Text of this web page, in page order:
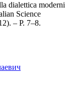
dialettica moderni
Science
– P. 7–8.